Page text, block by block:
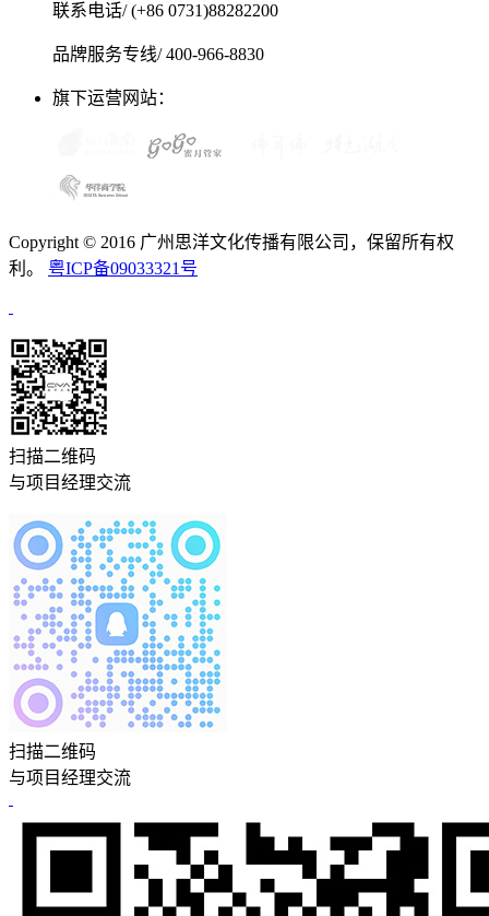
联系电话/ (+86 0731)88282200
品牌服务专线/ 400-966-8830
旗下运营网站：
Copyright © 2016 广州思洋文化传播有限公司，保留所有权
利。 粤ICP备09033321号
扫描二维码
与项目经理交流
扫描二维码
与项目经理交流